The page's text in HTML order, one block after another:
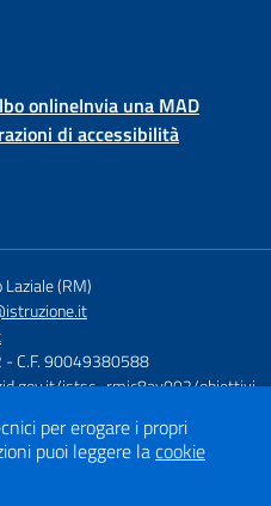
onlineInvia una MAD
di accessibilità
(RM)
- C.F. 90049380588
istsc_rmic8ay002/obiettivi
& Design by
Designers Italia
per erogare i propri
puoi leggere lacookie